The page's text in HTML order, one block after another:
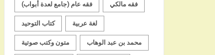
فقه عام (جامع لعدة أبواب) فقه مالكي
كتاب التوحيد لغة عربية
متون وكتب صوتية محمد بن عبد الوهاب